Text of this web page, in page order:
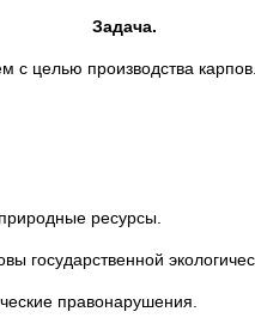
Задача.
целью производства
ресурсы.
государственной
правонарушения.